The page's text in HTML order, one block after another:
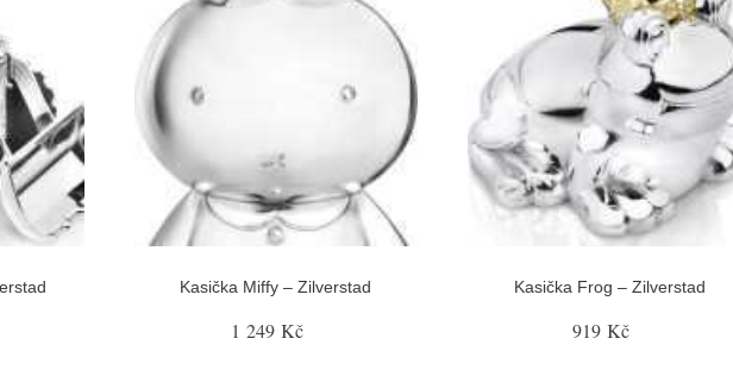
Kasička Miffy – Zilverstad
1 249 Kč
Kasička Frog – Zilverstad
919 Kč